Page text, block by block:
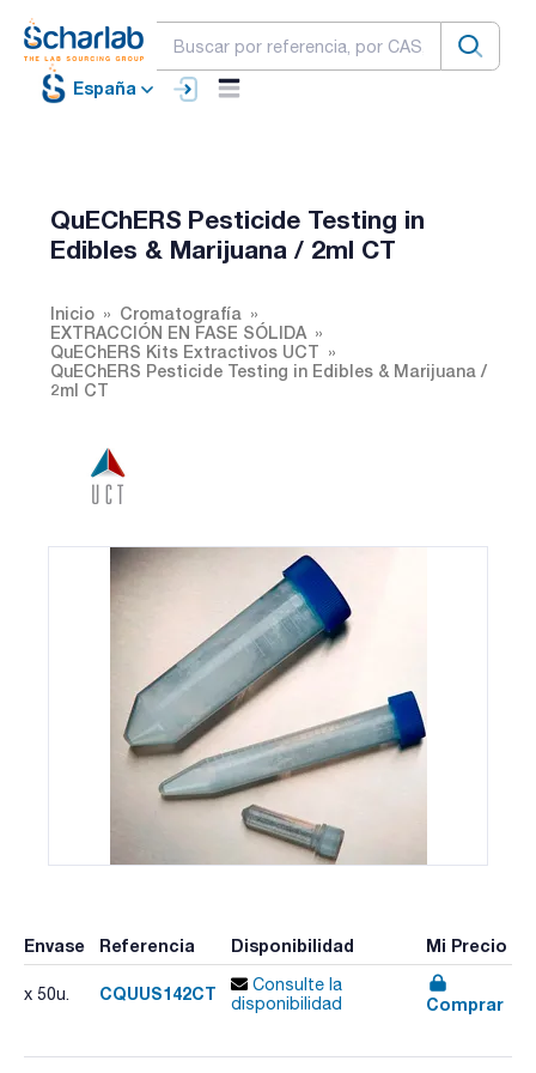
España
QuEChERS Pesticide Testing in
Edibles & Marijuana / 2ml CT
Inicio
Cromatografía
EXTRACCIÓN EN FASE SÓLIDA
QuEChERS Kits Extractivos UCT
QuEChERS Pesticide Testing in Edibles & Marijuana /
2ml CT
Envase Referencia Disponibilidad Mi Precio
x 50u. CQUUS142CT
Consulte la
disponibilidad
Comprar